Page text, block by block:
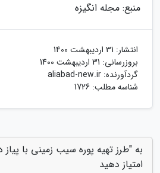
منبع: مجله انگیزه
انتشار: 31 اردیبهشت 1400
بروزرسانی: 31 اردیبهشت 1400
گردآورنده: aliabad-new.ir
شناسه مطلب: 1726
امتیاز دهید